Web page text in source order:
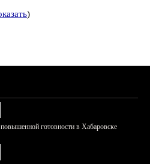
)
готовности в Хабаровске